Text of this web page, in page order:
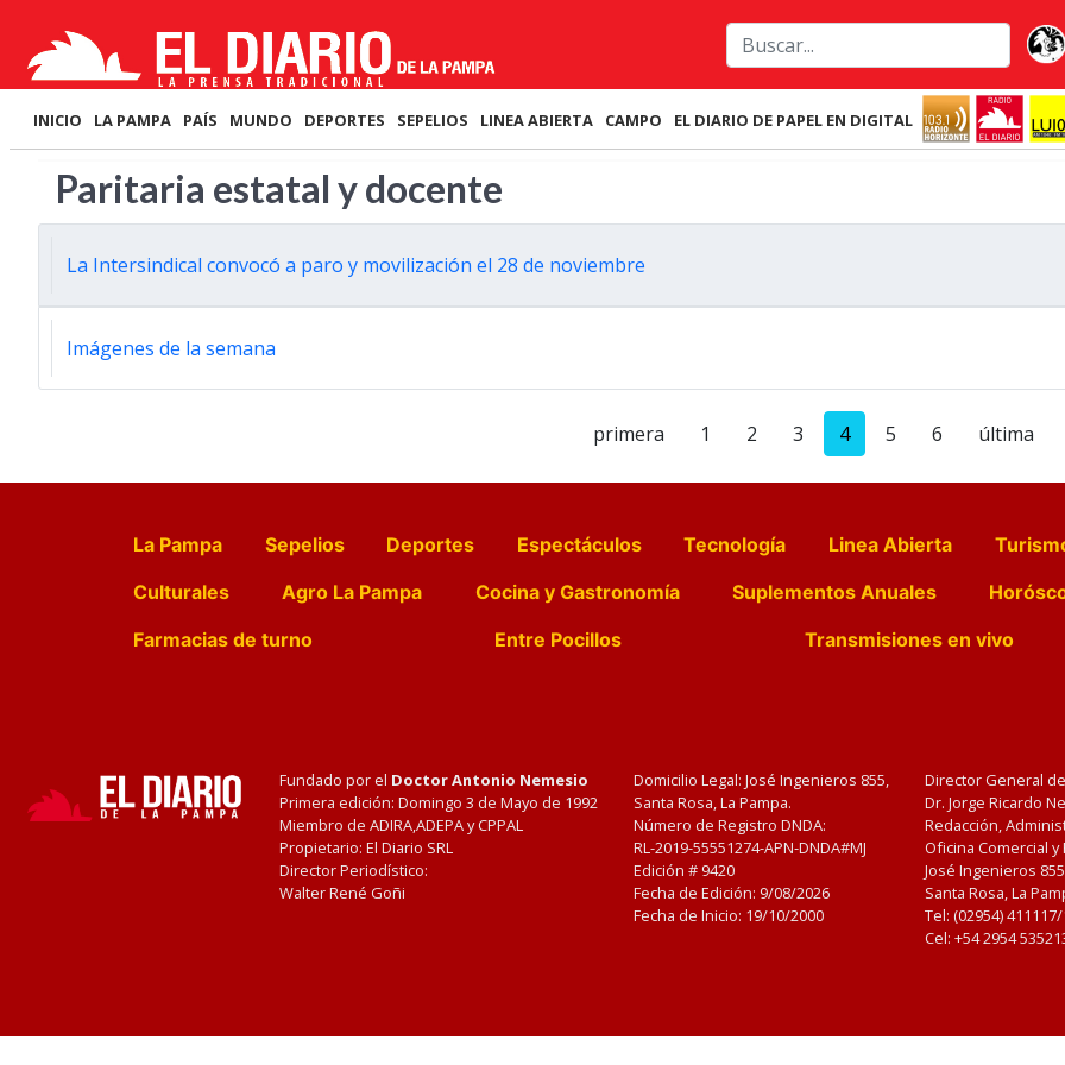
INICIO LA PAMPA PAÍS MUNDO DEPORTES SEPELIOS LINEA ABIERTA CAMPO EL DIARIO DE PAPEL EN DIGITAL
Paritaria estatal y docente
La Intersindical convocó a paro y movilización el 28 de noviembre
Imágenes de la semana
primera 1 2 3 4 5 6 última
La Pampa Sepelios Deportes Espectáculos Tecnología Linea Abierta
Culturales
Agro La Pampa Cocina y Gastronomía Suplementos Anuales
Farmacias de turno
Entre Pocillos Transmisiones en vivo
Fundado por el Doctor Antonio Nemesio
Primera edición: Domingo 3 de Mayo de 1992
Miembro de ADIRA,ADEPA y CPPAL
Propietario: El Diario SRL
Director Periodístico:
Walter René Goñi
Domicilio Legal: José Ingenieros 855,
Santa Rosa, La Pampa.
Número de Registro DNDA:
RL-2019-55551274-APN-DNDA#MJ
Edición # 9420
Fecha de Edición: 9/08/2026
Fecha de Inicio: 19/10/2000
Director General
Dr. Jorge Ricardo
Redacción,
Oficina Comercial
José Ingenieros
Santa Rosa, La
Tel: (02954)
Cel: +54 2954